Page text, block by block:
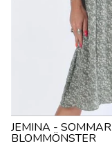
JEMINA -
BLOMMÖNSTER